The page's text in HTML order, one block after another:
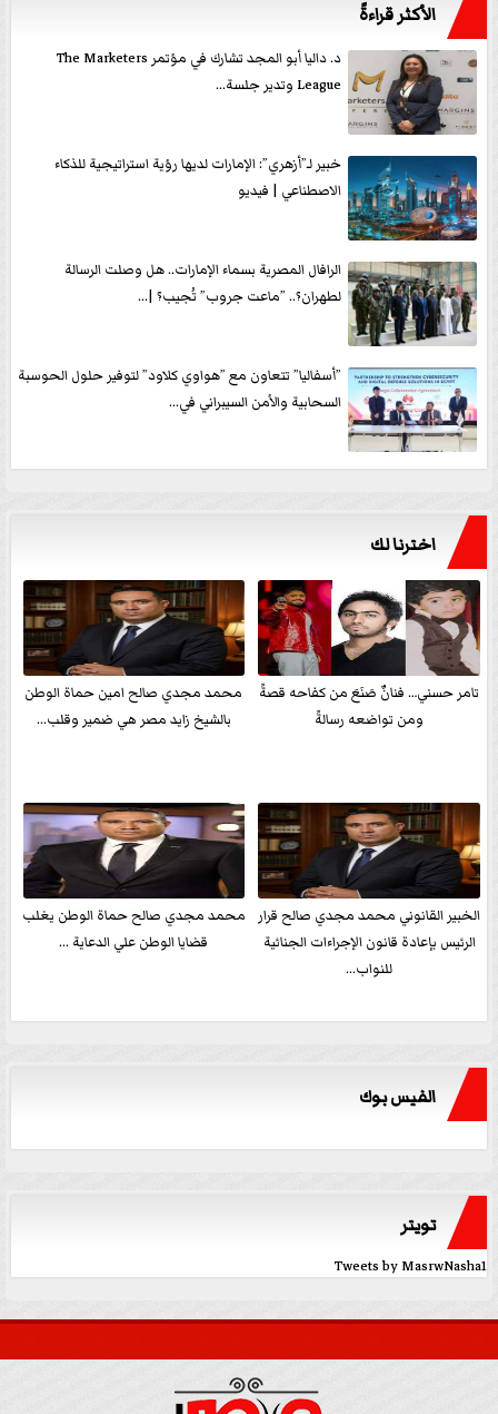
الأكثر قراءةً
د. داليا أبو المجد تشارك في مؤتمر The Marketers
League وتدير جلسة...
خبير لـ”أزهري”: الإمارات لديها رؤية استراتيجية للذكاء
الاصطناعي | فيديو
الرافال المصرية بسماء الإمارات.. هل وصلت الرسالة
لطهران؟.. ”ماعت جروب” تُجيب؟ |...
”أسفاليا” تتعاون مع ”هواوي كلاود” لتوفير حلول الحوسبة
السحابية والأمن السيبراني في...
اخترنا لك
تامر حسني… فنانٌ صَنَعَ من كفاحه قصةً
ومن تواضعه رسالةً
محمد مجدي صالح امين حماة الوطن
بالشيخ زايد مصر هي ضمير وقلب...
الخبير القانوني محمد مجدي صالح قرار
الرئيس بإعادة قانون الإجراءات الجنائية
للنواب...
محمد مجدي صالح حماة الوطن يغلب
قضايا الوطن علي الدعاية ...
الفيس بوك
تويتر
Tweets by MasrwNasha1